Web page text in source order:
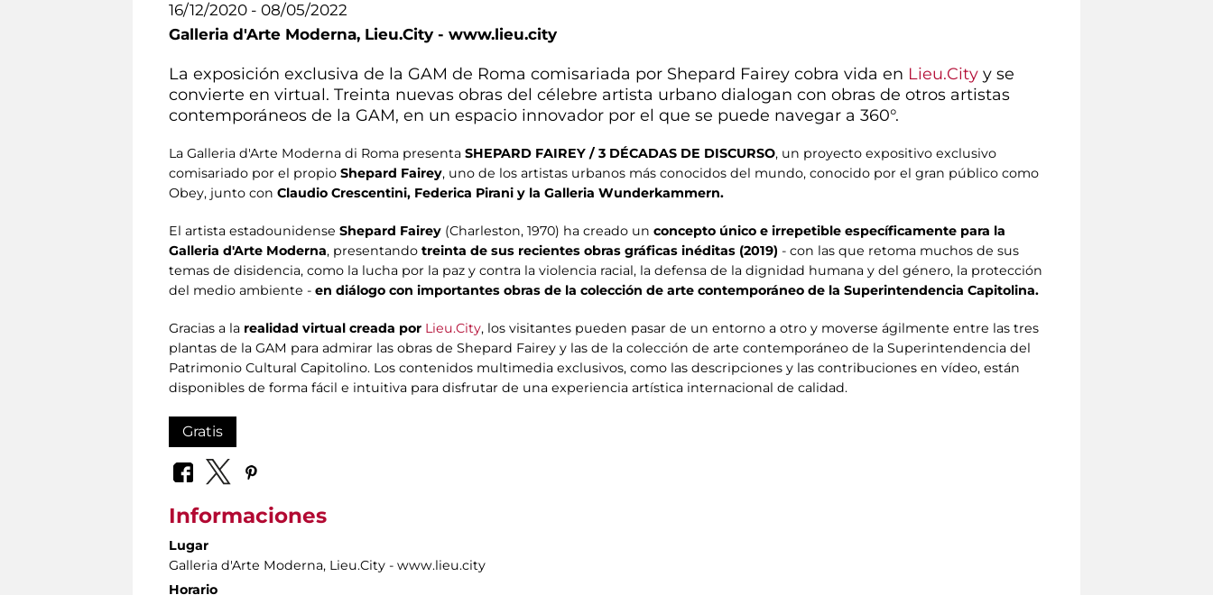
16/12/2020 - 08/05/2022
Galleria d'Arte Moderna, Lieu.City - www.lieu.city
La exposición exclusiva de la GAM de Roma comisariada por Shepard Fairey cobra vida en Lieu.City y se
convierte en virtual. Treinta nuevas obras del célebre artista urbano dialogan con obras de otros artistas
contemporáneos de la GAM, en un espacio innovador por el que se puede navegar a 360°.
La Galleria d'Arte Moderna di Roma presenta SHEPARD FAIREY / 3 DÉCADAS DE DISCURSO, un proyecto expositivo exclusivo
comisariado por el propio Shepard Fairey, uno de los artistas urbanos más conocidos del mundo, conocido por el gran público como
Obey, junto con Claudio Crescentini, Federica Pirani y la Galleria Wunderkammern.
El artista estadounidense Shepard Fairey (Charleston, 1970) ha creado un concepto único e irrepetible específicamente para la
Galleria d'Arte Moderna, presentando treinta de sus recientes obras gráficas inéditas (2019) - con las que retoma muchos de sus
temas de disidencia, como la lucha por la paz y contra la violencia racial, la defensa de la dignidad humana y del género, la protección
del medio ambiente - en diálogo con importantes obras de la colección de arte contemporáneo de la Superintendencia Capitolina.
Gracias a la realidad virtual creada por Lieu.City, los visitantes pueden pasar de un entorno a otro y moverse ágilmente entre las tres
plantas de la GAM para admirar las obras de Shepard Fairey y las de la colección de arte contemporáneo de la Superintendencia del
Patrimonio Cultural Capitolino. Los contenidos multimedia exclusivos, como las descripciones y las contribuciones en vídeo, están
disponibles de forma fácil e intuitiva para disfrutar de una experiencia artística internacional de calidad.
Gratis
Informaciones
Lugar
Galleria d'Arte Moderna, Lieu.City - www.lieu.city
Horario